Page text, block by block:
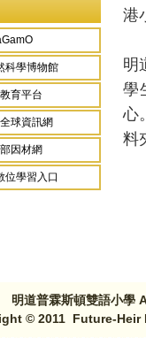
科學博物館
育平台
球資訊網
因材網
位學習入口
港
明
學
心
料
明道普霖斯頓雙語小學
© 2011 Future-Heir